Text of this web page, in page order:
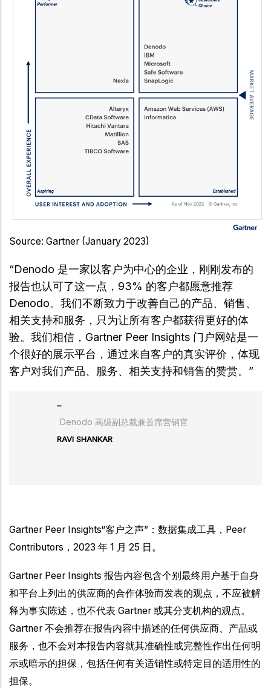
Source: Gartner (January 2023)
“Denodo 是一家以客户为中心的企业，刚刚发布的
报告也认可了这一点，93% 的客户都愿意推荐
Denodo。我们不断致力于改善自己的产品、销售、
相关支持和服务，只为让所有客户都获得更好的体
验。我们相信，Gartner Peer Insights 门户网站是一
个很好的展示平台，通过来自客户的真实评价，体现
客户对我们产品、服务、相关支持和销售的赞赏。”
Denodo 高级副总裁兼首席营销官
RAVI SHANKAR
Gartner Peer Insights“客户之声”：数据集成工具，Peer
Contributors，2023 年 1 月 25 日。
Gartner Peer Insights 报告内容包含个别最终用户基于自身
和平台上列出的供应商的合作体验而发表的观点，不应被解
释为事实陈述，也不代表 Gartner 或其分支机构的观点。
Gartner 不会推荐在报告内容中描述的任何供应商、产品或
服务，也不会对本报告内容就其准确性或完整性作出任何明
示或暗示的担保，包括任何有关适销性或特定目的适用性的
担保。